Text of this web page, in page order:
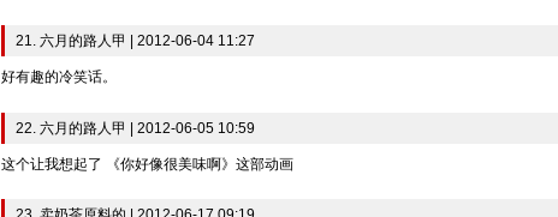
21. 六月的路人甲 | 2012-06-04 11:27
好有趣的冷笑话。
22. 六月的路人甲 | 2012-06-05 10:59
这个让我想起了 《你好像很美味啊》这部动画